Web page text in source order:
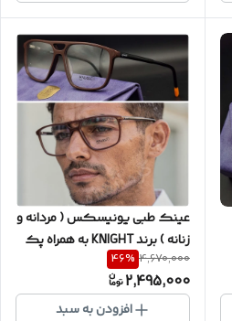
عینک طبی یونیسکس ( مردانه و
زنانه ) برند KNIGHT به همراه پک
کامل با یکسال گارانتی و
ضمانت بدنه { صورت خور اسلاید
آخر } و ( با امکان سفارش ساخت
4,670,000
46%
2,495,000
افزودن به سبد